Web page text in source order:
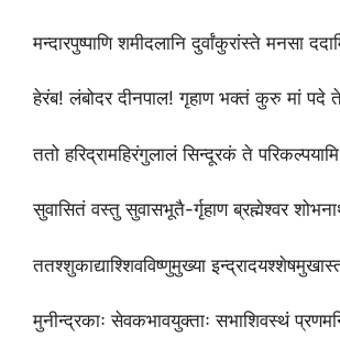
मन्दारपुष्पाणि शमीदलानि दुर्वांकुरांस्ते मनसा
हेरंब! लंबोदर दीनपाल! गृहाण भक्तं कुरु मां पदे
ततो हरिद्रामहिरंगुलालं सिन्दूरकं ते
सुवासितं वस्तु सुवासभूतै-र्गृहाण ब्रह्मेश्वर
ततश्शुकाद्याश्शिवविष्णुमुख्या
मुनीन्द्रकाः सेवकभावयुक्ताः सभाशिवस्थं